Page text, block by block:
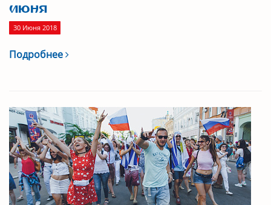
июня
30 Июня 2018
Подробнее